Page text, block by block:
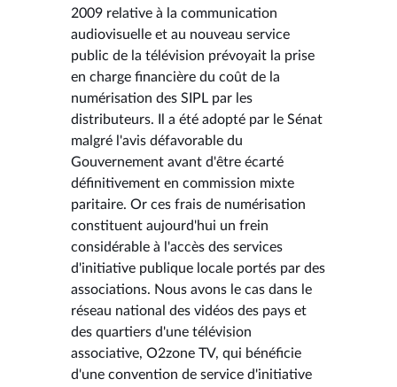
2009 relative à la communication
audiovisuelle et au nouveau service
public de la télévision prévoyait la prise
en charge financière du coût de la
numérisation des SIPL par les
distributeurs. Il a été adopté par le Sénat
malgré l'avis défavorable du
Gouvernement avant d'être écarté
définitivement en commission mixte
paritaire. Or ces frais de numérisation
constituent aujourd'hui un frein
considérable à l'accès des services
d'initiative publique locale portés par des
associations. Nous avons le cas dans le
réseau national des vidéos des pays et
des quartiers d'une télévision
associative, O2zone TV, qui bénéficie
d'une convention de service d'initiative